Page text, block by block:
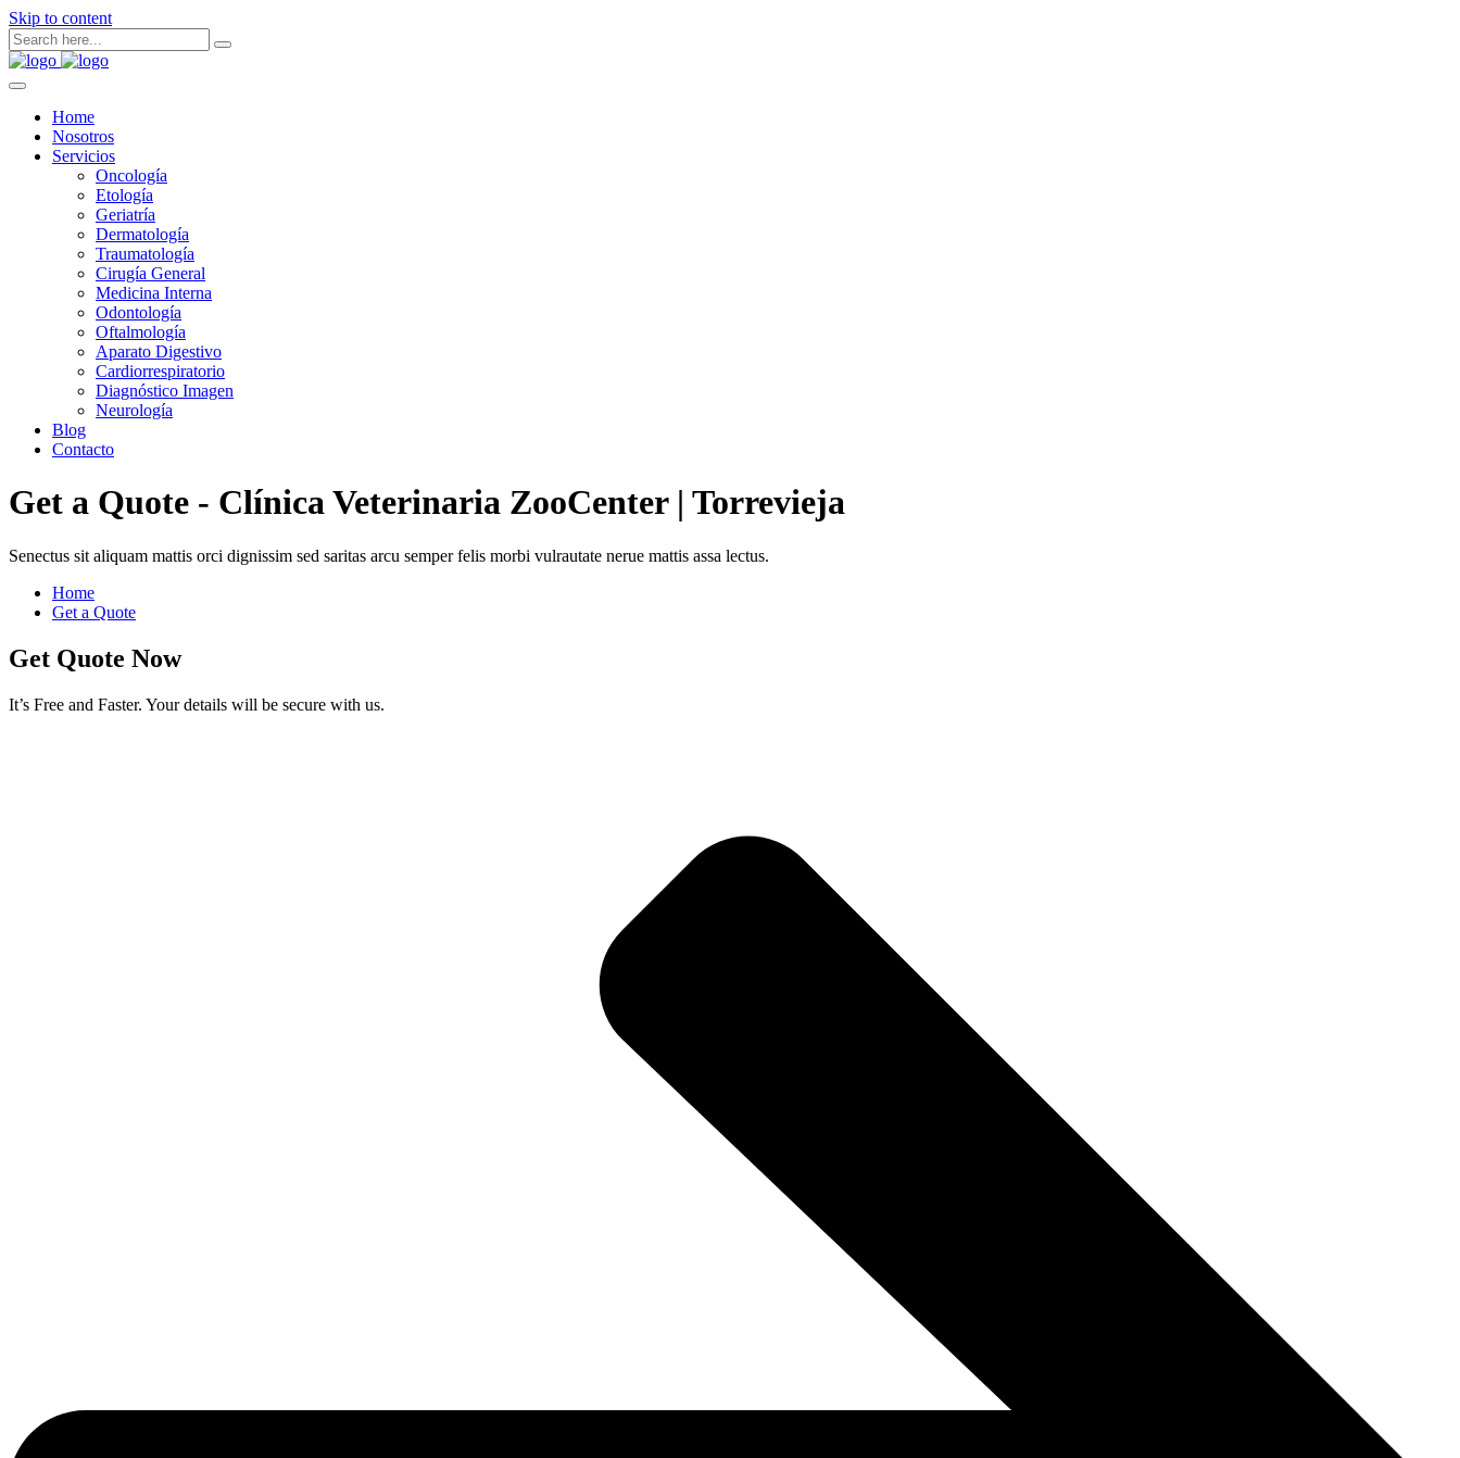
Skip to content
Home
Nosotros
Servicios
Oncología
Etología
Geriatría
Dermatología
Traumatología
Cirugía General
Medicina Interna
Odontología
Oftalmología
Aparato Digestivo
Cardiorrespiratorio
Diagnóstico Imagen
Neurología
Blog
Contacto
Get a Quote - Clínica Veterinaria ZooCenter | Torrevieja
Senectus sit aliquam mattis orci dignissim sed saritas arcu semper felis morbi vulrautate nerue mattis assa lectus.
Home
Get a Quote
Get Quote Now
It’s Free and Faster. Your details will be secure with us.